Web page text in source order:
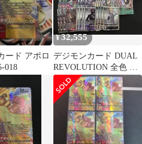
ード アポロ
018
¥32,555
デジモンカード DUAL
REVOLUTION 全色 UR
以下 各種4枚セット